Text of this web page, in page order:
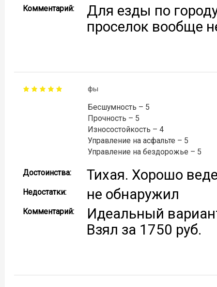
Комментарий:
Для езды по
проселок вообще
фы
Бесшумность – 5
Прочность – 5
Износостойкость – 4
Управление на асфальте – 5
Управление на бездорожье – 5
Достоинства: Тихая. Хорошо
Недостатки: не обнаружил
Комментарий:
Идеальный
Взял за 1750 руб.